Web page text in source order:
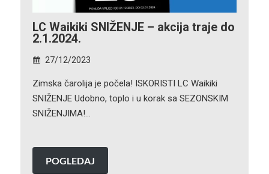
LC Waikiki SNIŽENJE – akcija traje do
2.1.2024.
27/12/2023
Zimska čarolija je počela! ISKORISTI LC Waikiki
SNIŽENJE Udobno, toplo i u korak sa SEZONSKIM
SNIŽENJIMA!…
POGLEDAJ